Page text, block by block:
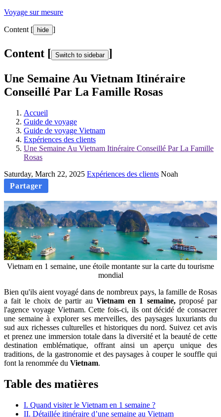
Voyage sur mesure
Content [ hide ]
Content [ Switch to sidebar ]
Une Semaine Au Vietnam Itinéraire
Conseillé Par La Famille Rosas
Accueil
Guide de voyage
Guide de voyage Vietnam
Expériences des clients
Une Semaine Au Vietnam Itinéraire Conseillé Par La Famille
Rosas
Saturday, March 22, 2025 Expériences des clients Noah
Partager
Vietnam en 1 semaine, une étoile montante sur la carte du tourisme
mondial
Bien qu'ils aient voyagé dans de nombreux pays, la famille de Rosas
a fait le choix de partir au Vietnam en 1 semaine, proposé par
l'agence voyage Vietnam. Cette fois-ci, ils ont décidé de consacrer
une semaine à explorer ses merveilles, des paysages luxuriants du
sud aux richesses culturelles et historiques du nord. Suivez cet avis
et prenez une immersion totale dans la diversité et la beauté de cette
destination emblématique, offrant ainsi un aperçu unique des
traditions, de la gastronomie et des paysages à couper le souffle qui
font la renommée du Vietnam.
Table des matières
I. Quand visiter le Vietnam en 1 semaine ?
II. Détaillée itinéraire d’une semaine au Vietnam